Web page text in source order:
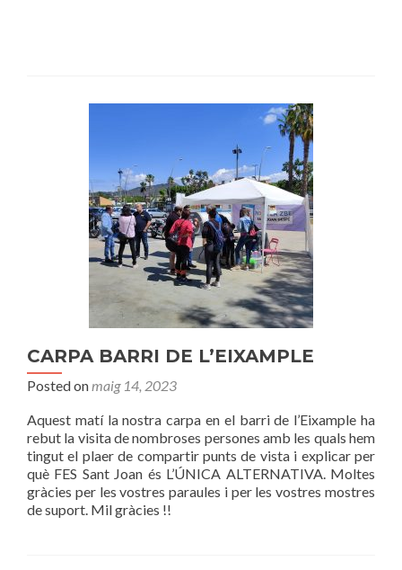
CARPA BARRI DE L’EIXAMPLE
Posted onmaig 14, 2023
Aquest matí la nostra carpa en el barri de l’Eixample ha
rebut la visita de nombroses persones amb les quals hem
tingut el plaer de compartir punts de vista i explicar per
què FES Sant Joan és L’ÚNICA ALTERNATIVA. Moltes
gràcies per les vostres paraules i per les vostres mostres
de suport. Mil gràcies !!